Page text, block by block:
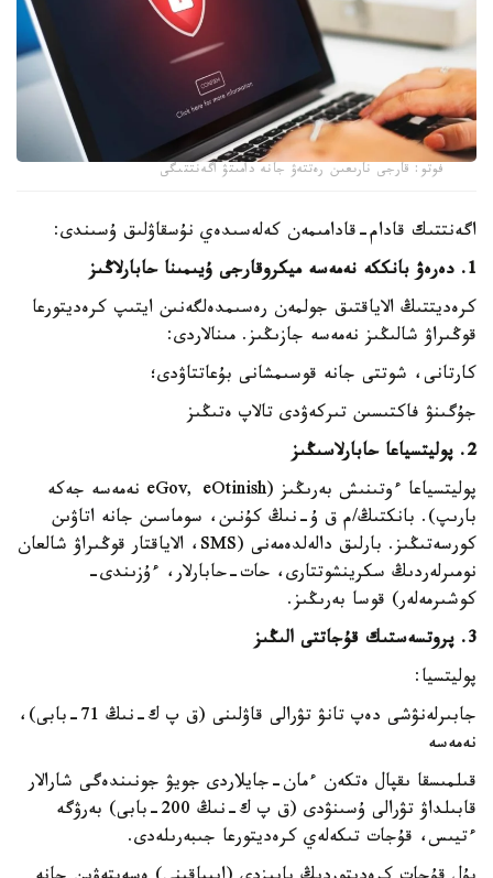
فوتو: قارجى نارىعىن رەتتەۋ جانە دامىتۋ اگەنتتىگى
اگەنتتىك قادام-قادامىمەن كەلەسىدەي نۇسقاۋلىق ۇسىندى:
1. دەرەۋ بانككە نەمەسە ميكروقارجى ۇيىمىنا حابارلاڭىز
كرەديتتىڭ الاياقتىق جولمەن رەسىمدەلگەنىن ايتىپ كرەديتورعا
قوڭىراۋ شالىڭىز نەمەسە جازىڭىز. مىنالاردى:
كارتانى، شوتتى جانە قوسىمشانى بۇعاتتاۋدى؛
جۇگىنۋ فاكتىسىن تىركەۋدى تالاپ ەتىڭىز
2. پوليتسياعا حابارلاسىڭىز
پوليتسياعا ءوتىنىش بەرىڭىز (eGov, eOtinish نەمەسە جەكە
بارىپ). بانكتىڭ/م ق ۇ-نىڭ كۇنىن، سوماسىن جانە اتاۋىن
كورسەتىڭىز. بارلىق دالەلدەمەنى (SMS، الاياقتار قوڭىراۋ شالعان
نومىرلەردىڭ سكرينشوتتارى، حات-حابارلار، ءۇزىندى-
كوشىرمەلەر) قوسا بەرىڭىز.
3. پروتسەستىك قۇجاتتى الىڭىز
پوليتسيا:
جابىرلەنۋشى دەپ تانۋ تۋرالى قاۋلىنى (ق پ ك-نىڭ 71-بابى)،
نەمەسە
قىلمىسقا ىقپال ەتكەن ءمان-جايلاردى جويۋ جونىندەگى شارالار
قابىلداۋ تۋرالى ۇسىنۋدى (ق پ ك-نىڭ 200-بابى) بەرۋگە
ءتيىس، قۇجات تىكەلەي كرەديتورعا جىبەرىلەدى.